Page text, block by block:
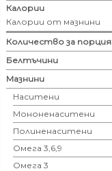
Калории
Калории от мазнини
Количество за порция
Белтъчини
Мазнини
Наситени
Мононенаситени
Полиненаситени
Омега 3,6,9
Омега 3